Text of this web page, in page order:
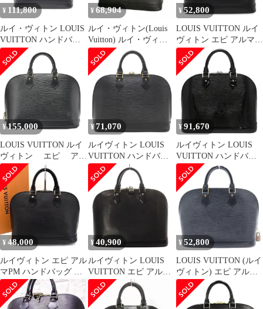
¥ 111,800
ルイ・ヴィトン LOUIS
VUITTON ハンドバッ
グ アルマ エピ ノワー
ル ノワール レザー ア
ルマ レディース Used A
¥ 68,904
ルイ・ヴィトン(Louis
Vuitton) ルイ・ヴィト
ン ハンドバッグ エピ
アルマ M52142 ノワー
ル レディース
¥52,800
LOUIS VUITTON ルイ
ヴィトン エピ アルマ
ハンドバッグ レザー ノ
ワール 黒 ブラック ゴ
ールド金具 M52142
¥155,000
LOUIS VUITTON ルイ
ヴィトン エピ アル
マPM ハンドバッグ
M52142 ノワール（ゴ
ールド金具）【中古】
【送料無料】
¥71,070
ルイヴィトン LOUIS
VUITTON ハンドバッ
グ アルマ PM エピレザ
ー ノワール ゴールド金
具 黒 鍵欠品 M52142
FL0063【中古】
¥91,670
ルイヴィトン LOUIS
VUITTON ハンドバッ
グ アルマ PM エピエレ
クトリックレザー ノワ
ールエレクトリック シ
ルバー金具 黒 エナメル
M4032N SN3183【中
古】
¥48,000
ルイヴィトン エピ アル
マPM ハンドバッグ ノ
ワール ブラック ゴ
ールド金具
¥40,900
ルイヴィトン LOUIS
VUITTON エピ アルマ
ノワール PM ハンドバ
ッグ ブラック 南京錠付
き M40452 /YO12 ■OH
¥52,800
LOUIS VUITTON (ルイ
ヴィトン) エピ アルマ
PM ハンドバッグ ブラ
ック ノワール レザー
M52142 ゴールド金具